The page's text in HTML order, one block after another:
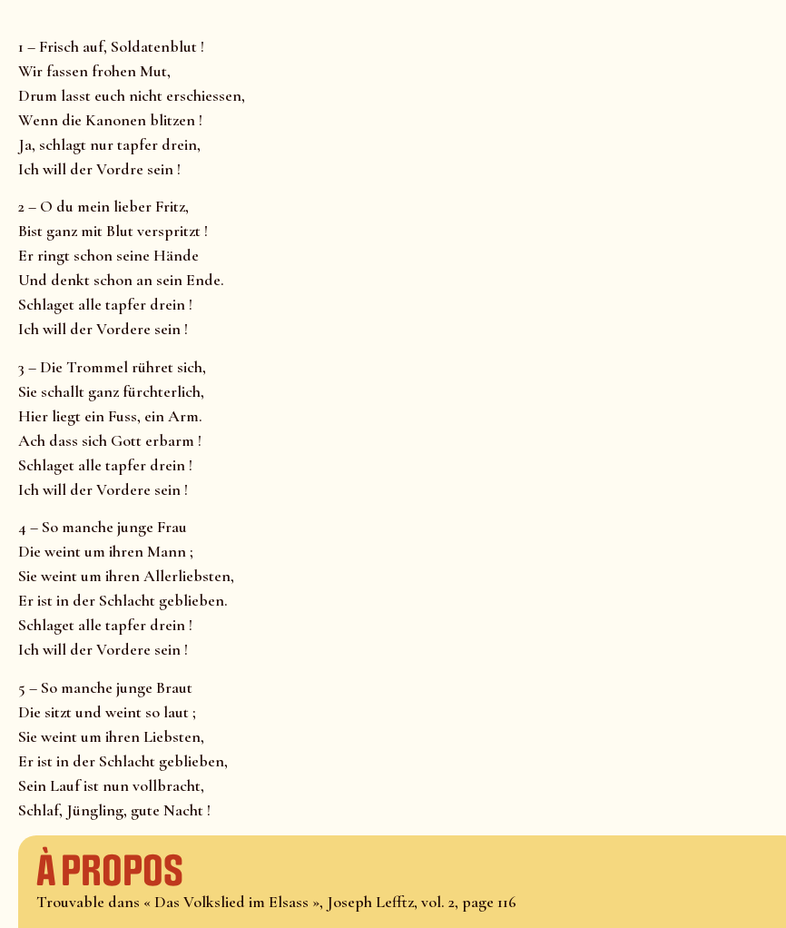
1 – Frisch auf, Soldatenblut !
Wir fassen frohen Mut,
Drum lasst euch nicht erschiessen,
Wenn die Kanonen blitzen !
Ja, schlagt nur tapfer drein,
Ich will der Vordre sein !
2 – O du mein lieber Fritz,
Bist ganz mit Blut verspritzt !
Er ringt schon seine Hände
Und denkt schon an sein Ende.
Schlaget alle tapfer drein !
Ich will der Vordere sein !
3 – Die Trommel rühret sich,
Sie schallt ganz fürchterlich,
Hier liegt ein Fuss, ein Arm.
Ach dass sich Gott erbarm !
Schlaget alle tapfer drein !
Ich will der Vordere sein !
4 – So manche junge Frau
Die weint um ihren Mann ;
Sie weint um ihren Allerliebsten,
Er ist in der Schlacht geblieben.
Schlaget alle tapfer drein !
Ich will der Vordere sein !
5 – So manche junge Braut
Die sitzt und weint so laut ;
Sie weint um ihren Liebsten,
Er ist in der Schlacht geblieben,
Sein Lauf ist nun vollbracht,
Schlaf, Jüngling, gute Nacht !
À propos
Trouvable dans « Das Volkslied im Elsass », Joseph Lefftz, vol. 2, page 116